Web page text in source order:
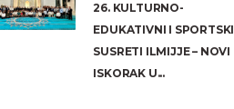
26. KULTURNO-
EDUKATIVNI I SPORTSKI
SUSRETI ILMIJJE – NOVI
ISKORAK U...